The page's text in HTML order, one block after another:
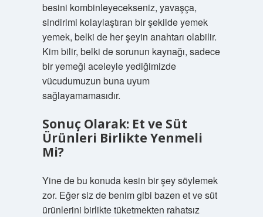
besini kombinleyecekseniz, yavaşça,
sindirimi kolaylaştıran bir şekilde yemek
yemek, belki de her şeyin anahtarı olabilir.
Kim bilir, belki de sorunun kaynağı, sadece
bir yemeği aceleyle yediğimizde
vücudumuzun buna uyum
sağlayamamasıdır.
Sonuç Olarak: Et ve Süt
Ürünleri Birlikte Yenmeli
Mi?
Yine de bu konuda kesin bir şey söylemek
zor. Eğer siz de benim gibi bazen et ve süt
ürünlerini birlikte tüketmekten rahatsız